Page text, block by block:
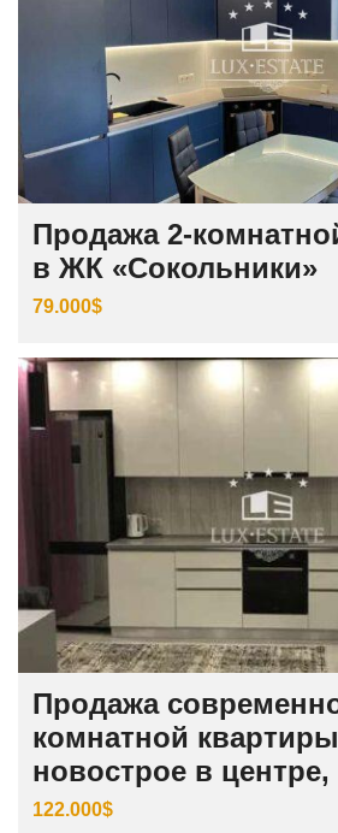
Продажа 2-
в ЖК «Сокольники»
79.000$
Продажа
комнатной
новострое в
122.000$